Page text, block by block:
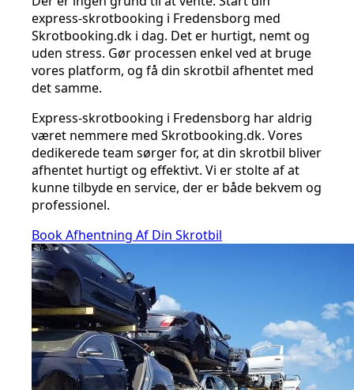
express-skrotbooking i Fredensborg med
Skrotbooking.dk i dag. Det er hurtigt, nemt og
uden stress. Gør processen enkel ved at bruge
vores platform, og få din skrotbil afhentet med
det samme.
Express-skrotbooking i Fredensborg har aldrig
været nemmere med Skrotbooking.dk. Vores
dedikerede team sørger for, at din skrotbil bliver
afhentet hurtigt og effektivt. Vi er stolte af at
kunne tilbyde en service, der er både bekvem og
professionel.
Book Afhentning Af Din Skrotbil